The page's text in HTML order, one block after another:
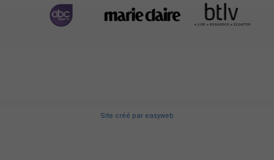
Site créé par easyweb